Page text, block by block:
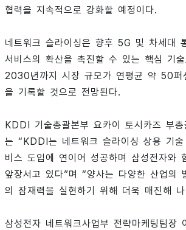
협력을 지속적으로 강화할 예정이다.
네트워크 슬라이싱은 향후 5G 및 차세대
서비스의 확산을 촉진할 수 있는 핵심 기
2030년까지 시장 규모가 연평균 약 50퍼
을 기록할 것으로 전망된다.
KDDI 기술총괄본부 요카이 토시카즈 부
는 “KDDI는 네트워크 슬라이싱 상용 기
비스 도입에 연이어 성공하며 삼성전자와
앞장서고 있다”며 “양사는 다양한 산업의
의 잠재력을 실현하기 위해 더욱 매진해
삼성전자 네트워크사업부 전략마케팅팀장